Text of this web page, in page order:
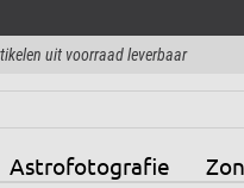
uit voorraad leverbaar
Astrofotografie